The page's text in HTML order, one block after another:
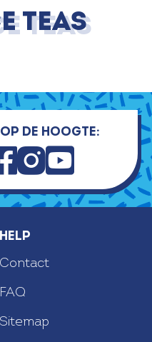
Teas
de hoogte:
Help
Contact
FAQ
Sitemap